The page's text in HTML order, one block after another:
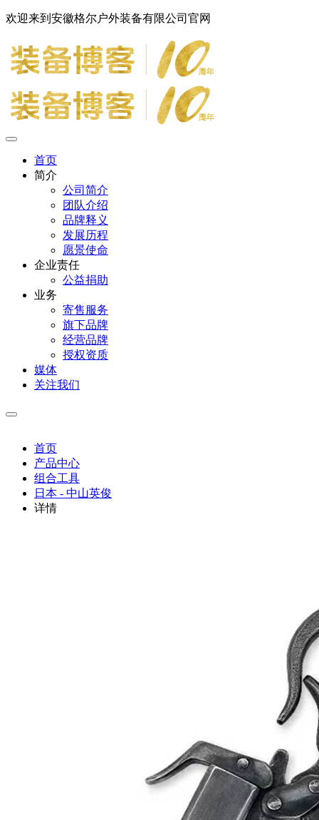
欢迎来到安徽格尔户外装备有限公司官网
首页
简介
公司简介
团队介绍
品牌释义
发展历程
愿景使命
企业责任
公益捐助
业务
寄售服务
旗下品牌
经营品牌
授权资质
媒体
关注我们
首页
产品中心
组合工具
日本 - 中山英俊
详情